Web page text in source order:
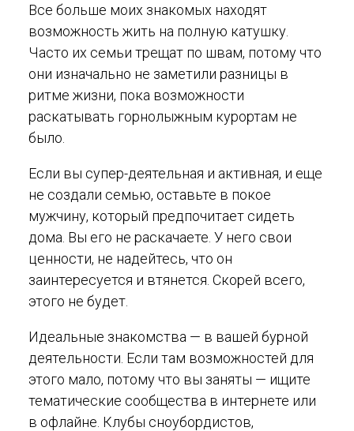
Все больше моих знакомых находят
возможность жить на полную катушку.
Часто их семьи трещат по швам, потому что
они изначально не заметили разницы в
ритме жизни, пока возможности
раскатывать горнолыжным курортам не
было.
Если вы супер-деятельная и активная, и еще
не создали семью, оставьте в покое
мужчину, который предпочитает сидеть
дома. Вы его не раскачаете. У него свои
ценности, не надейтесь, что он
заинтересуется и втянется. Скорей всего,
этого не будет.
Идеальные знакомства — в вашей бурной
деятельности. Если там возможностей для
этого мало, потому что вы заняты — ищите
тематические сообщества в интернете или
в офлайне. Клубы сноубордистов,